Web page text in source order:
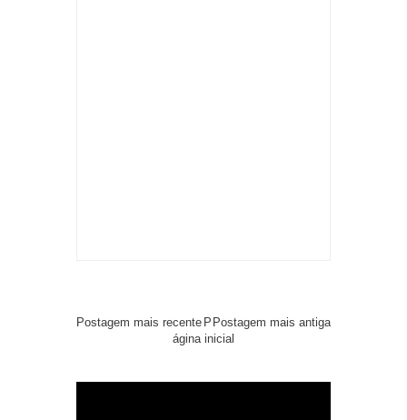
Postagem mais recente Postagem mais antiga
P
ágina inicial